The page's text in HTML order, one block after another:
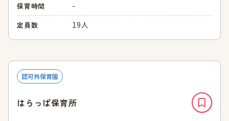
保育時間 -
定員数 19人
認可外保育園
はらっぱ保育所